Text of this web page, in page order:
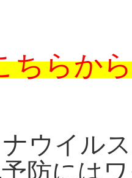
ちらから
ウイル
防には